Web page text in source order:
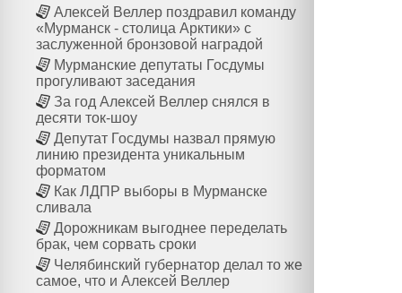
Алексей Веллер поздравил команду
«Мурманск - столица Арктики» с
заслуженной бронзовой наградой
Мурманские депутаты Госдумы
прогуливают заседания
За год Алексей Веллер снялся в
десяти ток-шоу
Депутат Госдумы назвал прямую
линию президента уникальным
форматом
Как ЛДПР выборы в Мурманске
сливала
Дорожникам выгоднее переделать
брак, чем сорвать сроки
Челябинский губернатор делал то же
самое, что и Алексей Веллер